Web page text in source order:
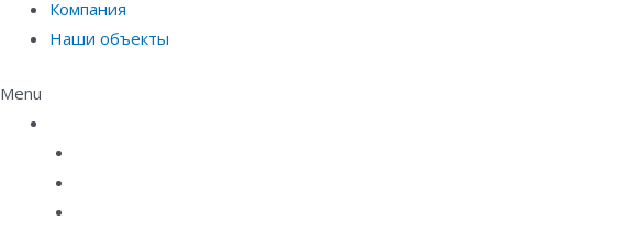
Компания
Наши объекты
Menu